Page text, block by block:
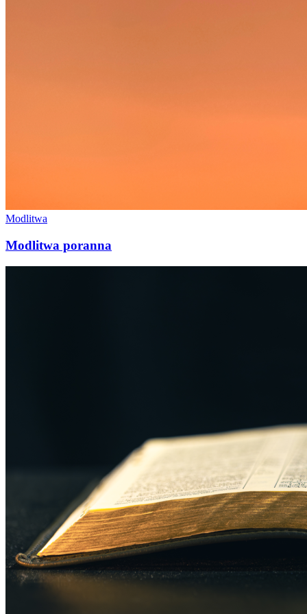
Modlitwa
Modlitwa poranna